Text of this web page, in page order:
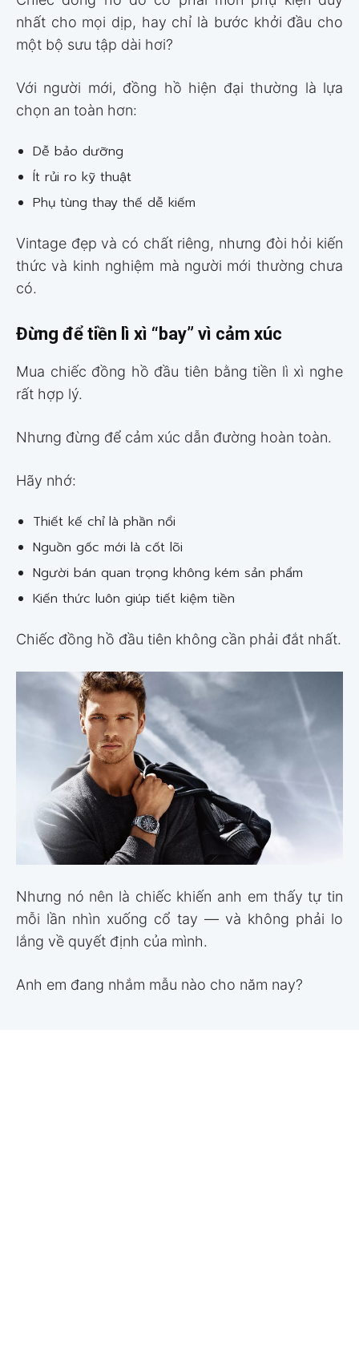
nhất cho mọi dịp, hay chỉ là bước khởi đầu cho
một bộ sưu tập dài hơi?
Với người mới, đồng hồ hiện đại thường là lựa
chọn an toàn hơn:
Dễ bảo dưỡng
Ít rủi ro kỹ thuật
Phụ tùng thay thế dễ kiếm
Vintage đẹp và có chất riêng, nhưng đòi hỏi kiến
thức và kinh nghiệm mà người mới thường chưa
có.
Đừng để tiền lì xì “bay” vì cảm xúc
Mua chiếc đồng hồ đầu tiên bằng tiền lì xì nghe
rất hợp lý.
Nhưng đừng để cảm xúc dẫn đường hoàn toàn.
Hãy nhớ:
Thiết kế chỉ là phần nổi
Nguồn gốc mới là cốt lõi
Người bán quan trọng không kém sản phẩm
Kiến thức luôn giúp tiết kiệm tiền
Chiếc đồng hồ đầu tiên không cần phải đắt nhất.
Nhưng nó nên là chiếc khiến anh em thấy tự tin
mỗi lần nhìn xuống cổ tay — và không phải lo
lắng về quyết định của mình.
Anh em đang nhắm mẫu nào cho năm nay?